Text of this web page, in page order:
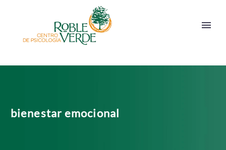
bienestar emocional